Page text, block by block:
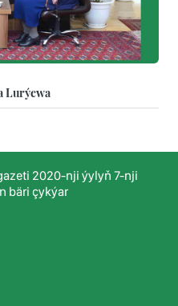
Lurýewa
2020-nji ýylyň 7-nji
bäri çykýar